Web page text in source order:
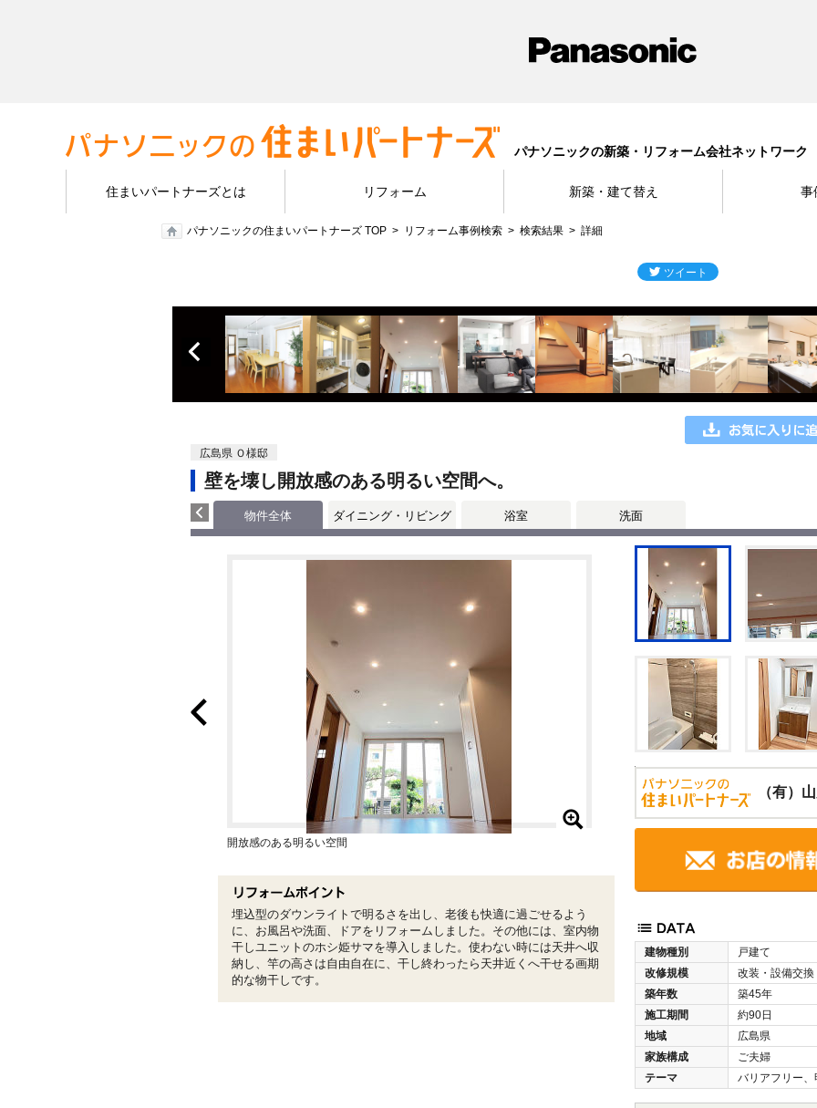
パナソニックの新築・リフォーム会社ネットワーク
住まいパートナーズとは リフォーム 新築・建て替え 事
パナソニックの住まいパートナーズ TOP リフォーム事例検索 検索結果 詳細
広島県 Ｏ様邸
壁を壊し開放感のある明るい空間へ。
物件全体 ダイニング・リビング 浴室 洗面
（有）
建物種別
戸建て
改修規模
改装・設備交換
築年数
築45年
施工期間
約90日
地域
広島県
家族構成
ご夫婦
テーマ
バリアフリー
開放感のある明るい空間
埋込型のダウンライトで明るさを出し、老後も快適に過ごせるよう
に、お風呂や洗面、ドアをリフォームしました。その他には、室内物
干しユニットのホシ姫サマを導入しました。使わない時には天井へ収
納し、竿の高さは自由自在に、干し終わったら天井近くへ干せる画期
的な物干しです。